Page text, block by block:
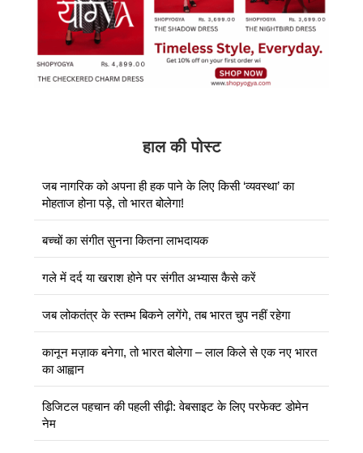
हाल की पोस्ट
जब नागरिक को अपना ही हक पाने के लिए किसी ‘व्यवस्था’ का
मोहताज होना पड़े, तो भारत बोलेगा!
बच्चों का संगीत सुनना कितना लाभदायक
गले में दर्द या खराश होने पर संगीत अभ्यास कैसे करें
जब लोकतंत्र के स्तम्भ बिकने लगेंगे, तब भारत चुप नहीं रहेगा
कानून मज़ाक बनेगा, तो भारत बोलेगा – लाल किले से एक नए भारत
का आह्वान
डिजिटल पहचान की पहली सीढ़ी: वेबसाइट के लिए परफेक्ट डोमेन
नेम